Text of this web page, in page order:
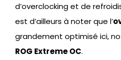
d’overclocking et de
est d’ailleurs à noter que l’
grandement optimisé ici,
ROG Extreme OC.